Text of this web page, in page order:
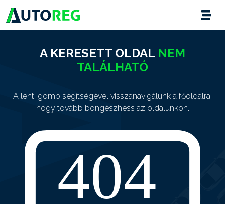
A KERESETT OLDAL NEM
TALÁLHATÓ
A lenti gomb segítségével visszanavigálunk a főoldalra,
hogy tovább böngészhess az oldalunkon.